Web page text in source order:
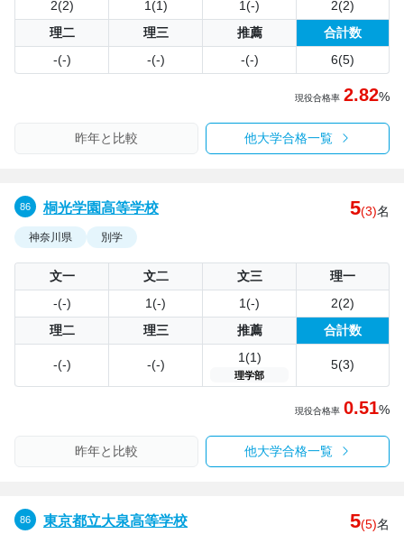
2(2) 1(1) 1(-)
2(2)
理二
理三 推薦
合計数
-(-)
-(-) -(-) 6(5)
現役合格率 2.82%
昨年と比較 他大学合格一覧
桐光学園高等学校 5(3)名
神奈川県 別学
文一 文二 文三
理一
-(-)
1(-) 1(-)
2(2)
理二
理三 推薦 合計数
-(-) -(-) 1(1)
理学部
5(3)
現役合格率 0.51%
昨年と比較 他大学合格一覧
東京都立大泉高等学校 5(5)名